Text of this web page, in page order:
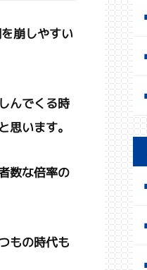
崩しやすい
んでくる時
います。
数な倍率の
もの時代も